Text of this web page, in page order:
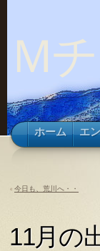
Ｍ
ホーム エ
« 今日も、荒川へ・・
11月の